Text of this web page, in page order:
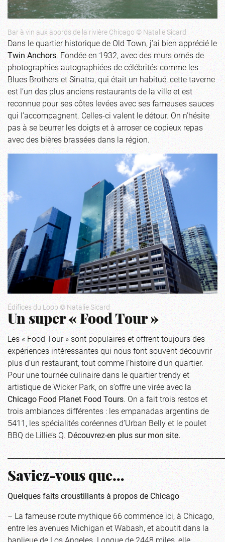
Bar à vin aux abords de la rivière Chicago © Natalie Sicard
Dans le quartier historique de Old Town, j’ai bien apprécié le
Twin Anchors. Fondée en 1932, avec des murs ornés de
photographies autographiées de célébrités comme les
Blues Brothers et Sinatra, qui était un habitué, cette taverne
est l’un des plus anciens restaurants de la ville et est
reconnue pour ses côtes levées avec ses fameuses sauces
qui l’accompagnent. Celles-ci valent le détour. On n’hésite
pas à se beurrer les doigts et à arroser ce copieux repas
avec des bières brassées dans la région.
Édifices du Loop © Natalie Sicard
Un super « Food Tour »
Les « Food Tour » sont populaires et offrent toujours des
expériences intéressantes qui nous font souvent découvrir
plus d’un restaurant, tout comme l’histoire d’un quartier.
Pour une tournée culinaire dans le quartier trendy et
artistique de Wicker Park, on s’offre une virée avec la
Chicago Food Planet Food Tours. On a fait trois restos et
trois ambiances différentes : les empanadas argentins de
5411, les spécialités coréennes d’Urban Belly et le poulet
BBQ de Lillie’s Q.Découvrez-en plus sur mon site.
Saviez-vous que…
Quelques faits croustillants à propos de Chicago
– La fameuse route mythique 66 commence ici, à Chicago,
entre les avenues Michigan et Wabash, et aboutit dans la
banlieue de Los Angeles. Longue de 2448 miles, elle